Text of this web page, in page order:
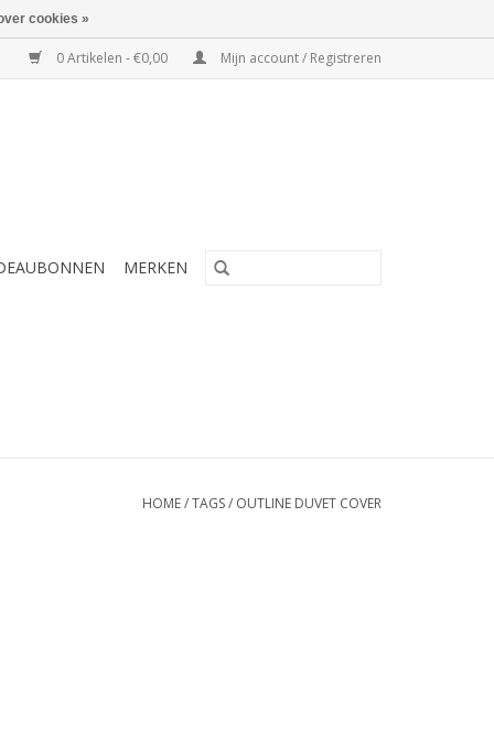
0 Artikelen - €0,00 Mijn account / Registreren
MERKEN
HOME/TAGS/ OUTLINE DUVET COVER
cookies »